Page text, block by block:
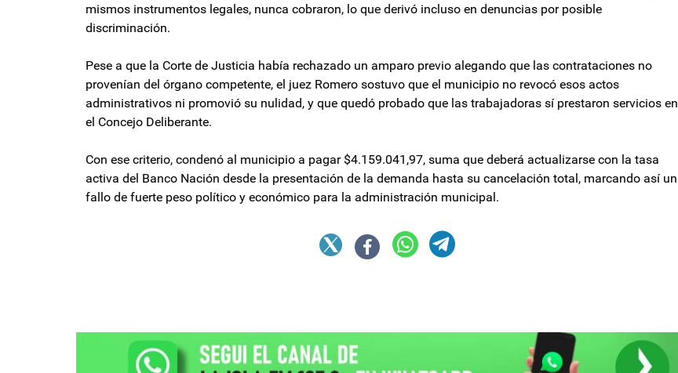
mismos instrumentos legales, nunca cobraron, lo que derivó incluso en denuncias por posible
discriminación.
Pese a que la Corte de Justicia había rechazado un amparo previo alegando que las contrataciones no
provenían del órgano competente, el juez Romero sostuvo que el municipio no revocó esos actos
administrativos ni promovió su nulidad, y que quedó probado que las trabajadoras sí prestaron servicios en
el Concejo Deliberante.
Con ese criterio, condenó al municipio a pagar $4.159.041,97, suma que deberá actualizarse con la tasa
activa del Banco Nación desde la presentación de la demanda hasta su cancelación total, marcando así un
fallo de fuerte peso político y económico para la administración municipal.